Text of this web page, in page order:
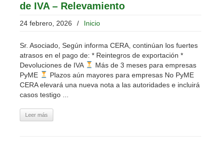
de IVA – Relevamiento
24 febrero, 2026 / Inicio
Sr. Asociado, Según informa CERA, continúan los fuertes
atrasos en el pago de: * Reintegros de exportación *
Devoluciones de IVA
Más de 3 meses para empresas
PyME
Plazos aún mayores para empresas No PyME
CERA elevará una nueva nota a las autoridades e incluirá
casos testigo ...
Leer más